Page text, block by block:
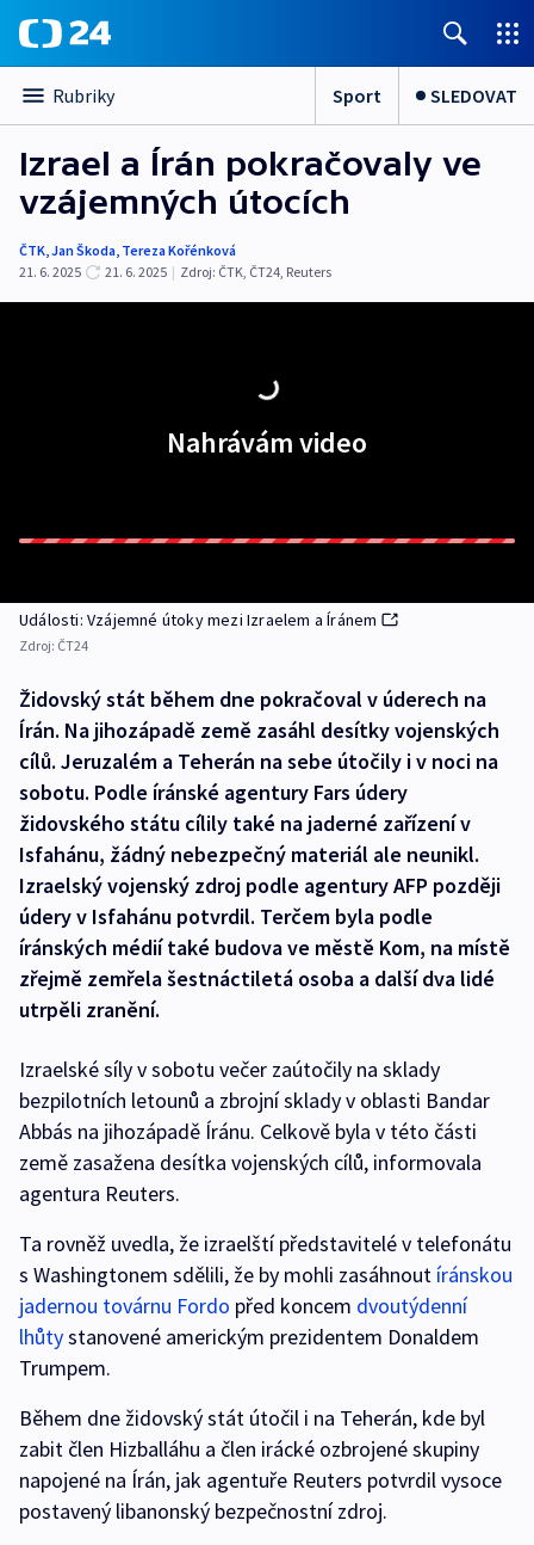
Rubriky Sport SLEDOVAT
Izrael a Írán pokračovaly ve
vzájemných útocích
ČTK,Jan Škoda, Tereza Kořénková
21. 6. 2025
21. 6. 2025 | Zdroj: ČTK, ČT24, Reuters
Nahrávám video
Události: Vzájemné útoky mezi Izraelem a Íránem
Zdroj: ČT24
Židovský stát během dne pokračoval v úderech na
Írán. Na jihozápadě země zasáhl desítky vojenských
cílů. Jeruzalém a Teherán na sebe útočily i v noci na
sobotu. Podle íránské agentury Fars údery
židovského státu cílily také na jaderné zařízení v
Isfahánu, žádný nebezpečný materiál ale neunikl.
Izraelský vojenský zdroj podle agentury AFP později
údery v Isfahánu potvrdil. Terčem byla podle
íránských médií také budova ve městě Kom, na místě
zřejmě zemřela šestnáctiletá osoba a další dva lidé
utrpěli zranění.
Izraelské síly v sobotu večer zaútočily na sklady
bezpilotních letounů a zbrojní sklady v oblasti Bandar
Abbás na jihozápadě Íránu. Celkově byla v této části
země zasažena desítka vojenských cílů, informovala
agentura Reuters.
Ta rovněž uvedla, že izraelští představitelé v telefonátu
s Washingtonem sdělili, že by mohli zasáhnout íránskou
jadernou továrnu Fordo před koncem dvoutýdenní
lhůtystanovené americkým prezidentem Donaldem
Trumpem.
Během dne židovský stát útočil i na Teherán, kde byl
zabit člen Hizballáhu a člen irácké ozbrojené skupiny
napojené na Írán, jak agentuře Reuters potvrdil vysoce
postavený libanonský bezpečnostní zdroj.